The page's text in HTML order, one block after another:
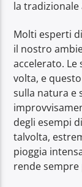
la tradizionale
Molti esperti
il nostro
accelerato.
volta, e
sulla natura e
degli esempi
talvolta,
pioggia
rende